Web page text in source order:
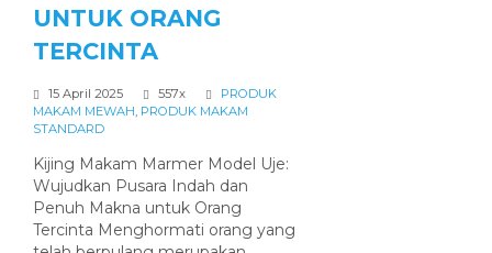
UNTUK ORANG
TERCINTA
15 April 2025 557x
PRODUK
MAKAM MEWAH, PRODUK MAKAM
STANDARD
Kijing Makam Marmer Model Uje:
Wujudkan Pusara Indah dan
Penuh Makna untuk Orang
Tercinta Menghormati orang yang